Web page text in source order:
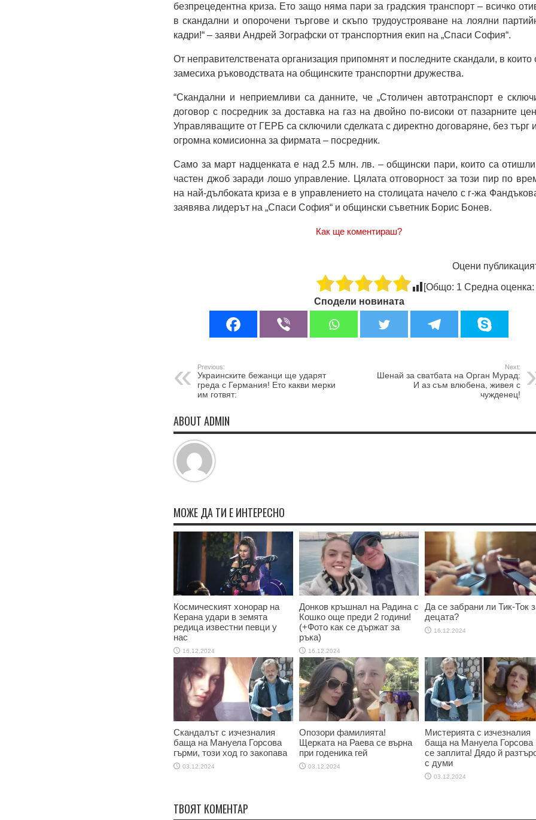
безпрецедентна криза. Ето защо няма пари за градския транспорт – всичко
в скандални и опорочени търгове и скъпо трудоустрояване на лоялни
кадри!“ – заяви Андрей Зографски от транспортния екип на „Спаси София“.
От неправителствената организация припомнят и последните скандали, в които
замесиха ръководствата на общинските транспортни дружества.
“Скандални и неприемливи са данните, че „Столичен автотранспорт е
договор с посредник за доставка на газ на двойно по-високи от пазарните
Управляващите от ГЕРБ са сключили сделката с директно договаряне, без търг
огромна комисионна за фирмата – посредник.
Само за март надценката е над 2.5 млн. лв. – общински пари, които са
частен джоб заради лошо управление. Цялата отговорност за този пир по
на най-дълбоката криза е в управлението на столицата начело с г-жа
заявява лидерът на „Спаси София“ и общински съветник Борис Бонев.
Как ще коментираш?
Оцени
[Общо: 1 Средна оценка:
Сподели новината
Previous:
Украинските бежанци ще ударят
греда с Германия! Ето какви мерки
им готвят:
Next:
Шенай за сватбата на Орган Мурад:
И аз съм влюбена, живея с
чужденец!
ABOUT ADMIN
МОЖЕ ДА ТИ Е ИНТЕРЕСНО
Космическият хонорар на
Керана удари в земята
редица известни певци у
нас
16.12.2024
Донков кръшнал на Радина с
Кошко още преди 2 години!
(+Фото как се държат за
ръка)
16.12.2024
Да се забрани ли Тик-Ток
децата?
16.12.2024
Скандалът с изчезналия
баща на Мануела Горсова
гърми, този ход го закопава
03.12.2024
Опозори фамилията!
Щерката на Раева се върна
при годеника гей
03.12.2024
Мистерията с изчезналия
баща на Мануела Горсова
се заплита! Дядо й
с думи
03.12.2024
ТВОЯТ КОМЕНТАР